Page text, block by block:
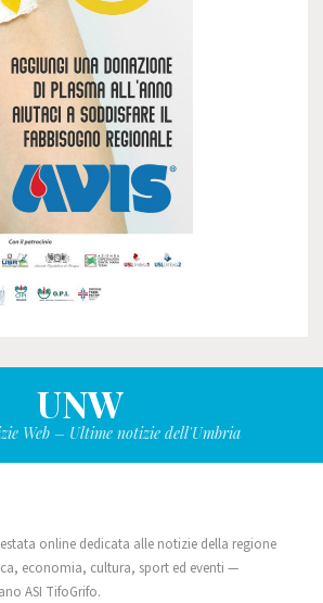
UNW
Web – Ultime notizie dell'Umbria
online dedicata alle notizie della regione
economia, cultura, sport ed eventi —
ASI TifoGrifo.